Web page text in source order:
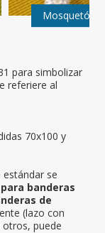
para simbolizar
referiere al
70x100 y
se
banderas
de
(lazo con
otros, puede
Mosquetón